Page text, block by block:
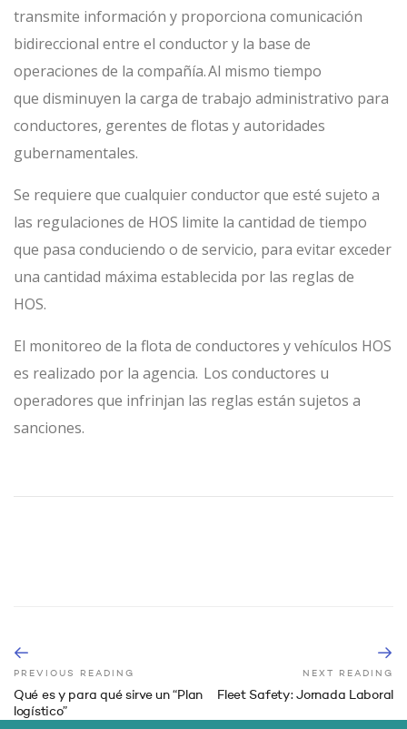
transmite información y proporciona comunicación
bidireccional entre el conductor y la base de
operaciones de la compañía. Al mismo tiempo
que disminuyen la carga de trabajo administrativo para
conductores, gerentes de flotas y autoridades
gubernamentales.
Se requiere que cualquier conductor que esté sujeto a
las regulaciones de HOS limite la cantidad de tiempo
que pasa conduciendo o de servicio, para evitar exceder
una cantidad máxima establecida por las reglas de
HOS.
El monitoreo de la flota de conductores y vehículos HOS
es realizado por la agencia. Los conductores u
operadores que infrinjan las reglas están sujetos a
sanciones.
PREVIOUS READING
Qué es y para qué sirve un “Plan
logístico”
NEXT READING
Fleet Safety: Jornada Laboral